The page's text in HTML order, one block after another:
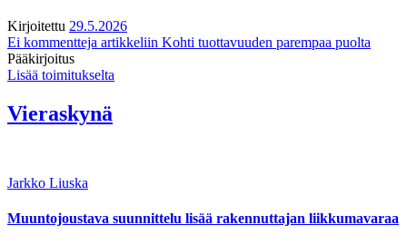
Kirjoitettu 29.5.2026
Ei kommentteja artikkeliin Kohti tuottavuuden parempaa puolta
Pääkirjoitus
Lisää toimitukselta
Vieraskynä
Jarkko Liuska
Muuntojoustava suunnittelu lisää rakennuttajan liikkumavaraa